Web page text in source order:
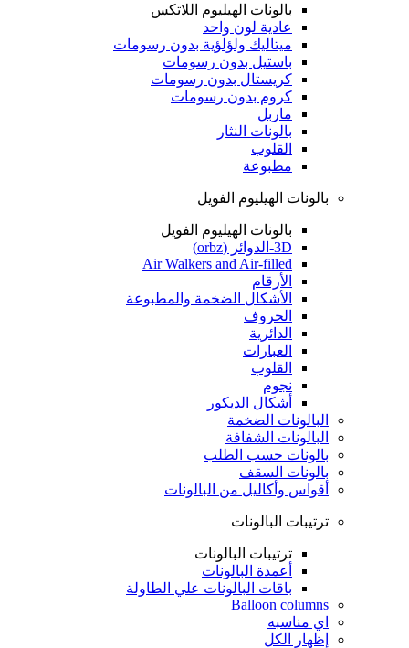
بالونات الهيليوم اللاتكس
عادية لون واحد
ميتاليك ولؤلؤية بدون رسومات
باستيل بدون رسومات
كريستال بدون رسومات
كروم بدون رسومات
ماربل
بالونات النثار
القلوب
مطبوعة
بالونات الهيليوم الفويل
بالونات الهيليوم الفويل
3D-الدوائر (orbz)
Air Walkers and Air-filled
الأرقام
الأشكال الضخمة والمطبوعة
الحروف
الدائرية
العبارات
القلوب
نجوم
أشكال الديكور
البالونات الضخمة
البالونات الشفافة
بالونات حسب الطلب
بالونات السقف
أقواس وأكاليل من البالونات
ترتيبات البالونات
ترتيبات البالونات
أعمدة البالونات
باقات البالونات علي الطاولة
Balloon columns
اي مناسبه
إظهار الكل